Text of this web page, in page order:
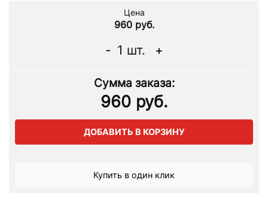
Цена
960 руб.
- 1 шт. +
Сумма заказа:
960 руб.
ДОБАВИТЬ В КОРЗИНУ
Купить в один клик